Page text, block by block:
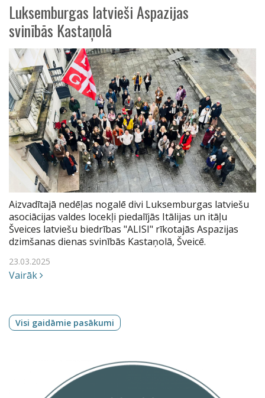
Luksemburgas latvieši Aspazijas
svinībās Kastaņolā
Aizvadītajā nedēļas nogalē divi Luksemburgas latviešu
asociācijas valdes locekļi piedalījās Itālijas un itāļu
Šveices latviešu biedrības "ALISI" rīkotajās Aspazijas
dzimšanas dienas svinībās Kastaņolā, Šveicē.
23.03.2025
Vairāk
Visi gaidāmie pasākumi